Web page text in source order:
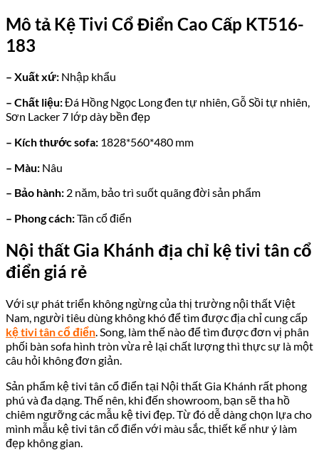
Mô tảKệ Tivi Cổ Điển Cao Cấp KT516-
183
– Xuất xứ: Nhập khẩu
– Chất liệu:Đá Hồng Ngọc Long đen tự nhiên, Gỗ Sồi tự nhiên,
Sơn Lacker 7 lớp dày bền đẹp
– Kích thước sofa: 1828*560*480 mm
– Màu: Nâu
– Bảo hành: 2 năm, bảo trì suốt quãng đời sản phẩm
– Phong cách:Tân cổ điển
Nội thất Gia Khánh địa chỉ kệ tivi tân cổ
điển giá rẻ
Với sự phát triển không ngừng của thị trường nội thất Việt
Nam, người tiêu dùng không khó để tìm được địa chỉ cung cấp
kệ tivi tân cổ điển. Song, làm thế nào để tìm được đơn vị phân
phối bàn sofa hình tròn vừa rẻ lại chất lượng thì thực sự là một
câu hỏi không đơn giản.
Sản phẩm kệ tivi tân cổ điển tại Nội thất Gia Khánh rất phong
phú và đa dạng. Thế nên, khi đến showroom, bạn sẽ tha hồ
chiêm ngưỡng các mẫu kệ tivi đẹp. Từ đó dễ dàng chọn lựa cho
mình mẫu kệ tivi tân cổ điển với màu sắc, thiết kế như ý làm
đẹp không gian.